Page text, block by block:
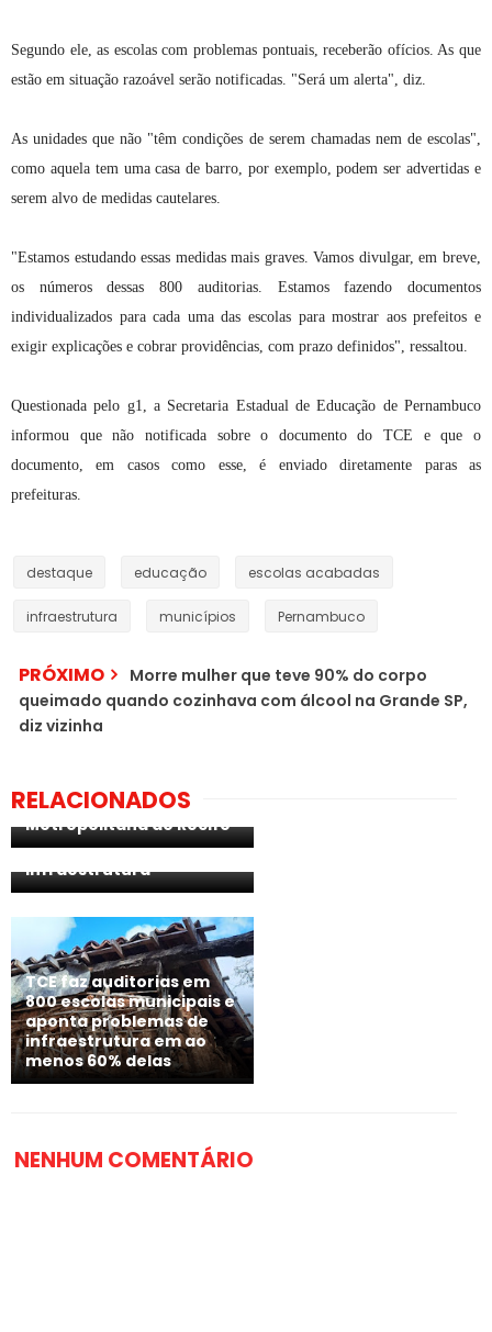
Segundo ele, as escolas com problemas pontuais, receberão ofícios. As que
estão em situação razoável serão notificadas. "Será um alerta", diz.
As unidades que não "têm condições de serem chamadas nem de escolas",
como aquela tem uma casa de barro, por exemplo, podem ser advertidas e
serem alvo de medidas cautelares.
"Estamos estudando essas medidas mais graves. Vamos divulgar, em breve,
os números dessas 800 auditorias. Estamos fazendo documentos
individualizados para cada uma das escolas para mostrar aos prefeitos e
exigir explicações e cobrar providências, com prazo definidos", ressaltou.
Questionada pelo g1, a Secretaria Estadual de Educação de Pernambuco
informou que não notificada sobre o documento do TCE e que o
documento, em casos como esse, é enviado diretamente paras as
prefeituras.
destaque educação escolas acabadas
infraestrutura municípios Pernambuco
PRÓXIMO
Morre mulher que teve 90% do corpo
queimado quando cozinhava com álcool na Grande SP,
diz vizinha
RELACIONADOS
infraestrutura na Região
Metropolitana do Recife
AROEIRAS PB: Confira as
propostas do candidato
a Prefeito Jailson
Andrade para a
infraestrutura
TCE faz auditorias em
800 escolas municipais e
aponta problemas de
infraestrutura em ao
menos 60% delas
NENHUM COMENTÁRIO